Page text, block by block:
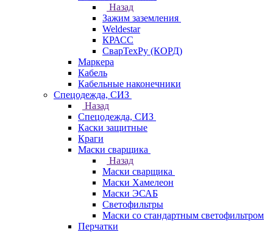
Назад
Зажим заземления
Weldestar
КРАСС
СварТехРу (КОРД)
Маркера
Кабель
Кабельные наконечники
Спецодежда, СИЗ
Назад
Спецодежда, СИЗ
Каски защитные
Краги
Маски сварщика
Назад
Маски сварщика
Маски Хамелеон
Маски ЭСАБ
Светофильтры
Маски со стандартным светофильтром
Перчатки